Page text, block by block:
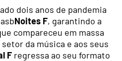
dois anos de pandemia
Noites F, garantindo a
compareceu em massa
da música e aos seus
F regressa ao seu formato